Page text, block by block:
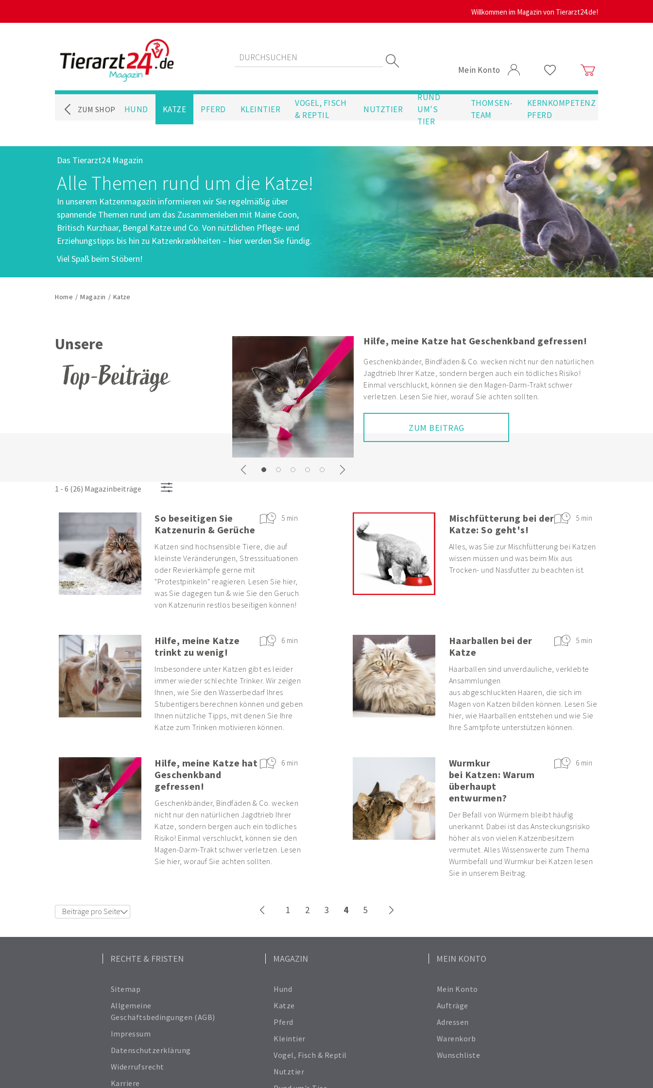
Willkommen im Magazin von Tierarzt24.de!
Mein Konto
ZUM SHOP HUND KATZE PFERD KLEINTIER
VOGEL, FISCH
& REPTIL
NUTZTIER
RUND
UM'S
TIER
THOMSEN-
TEAM
KERNKOMPETENZ
PFERD
Das Tierarzt24 Magazin
Alle Themen rund um die Katze!
In unserem Katzenmagazin informieren wir Sie regelmäßig über
spannende Themen rund um das Zusammenleben mit Maine Coon,
Britisch Kurzhaar, Bengal Katze und Co. Von nützlichen Pflege- und
Erziehungstipps bis hin zu Katzenkrankheiten – hier werden Sie fündig.
Viel Spaß beim Stöbern!
Home / Magazin / Katze
Unsere
Top-Beiträge
Hilfe, meine Katze hat Geschenkband gefressen!
Geschenkbänder, Bindfäden & Co. wecken nicht nur den natürlichen
Jagdtrieb Ihrer Katze, sondern bergen auch ein tödliches Risiko!
Einmal verschluckt, können sie den Magen-Darm-Trakt schwer
verletzen. Lesen Sie hier, worauf Sie achten sollten.
ZUM BEITRAG
Previous
Next
1 - 6 (26) Magazinbeiträge
So beseitigen Sie
Katzenurin & Gerüche
5 min
Katzen sind hochsensible Tiere, die auf
kleinste Veränderungen, Stresssituationen
oder Revierkämpfe gerne mit
"Protestpinkeln" reagieren. Lesen Sie hier,
was Sie dagegen tun & wie Sie den Geruch
von Katzenurin restlos beseitigen können!
Mischfütterung bei der
Katze: So geht's!
5 min
Alles, was Sie zur Mischfütterung bei Katzen
wissen müssen und was beim Mix aus
Trocken- und Nassfutter zu beachten ist.
Hilfe, meine Katze
trinkt zu wenig!
6 min
Insbesondere unter Katzen gibt es leider
immer wieder schlechte Trinker. Wir zeigen
Ihnen, wie Sie den Wasserbedarf Ihres
Stubentigers berechnen können und geben
Ihnen nützliche Tipps, mit denen Sie Ihre
Katze zum Trinken motivieren können.
Haarballen bei der
Katze
5 min
Haarballen sind unverdauliche, verklebte
Ansammlungen
aus abgeschluckten Haaren, die sich im
Magen von Katzen bilden können. Lesen Sie
hier, wie Haarballen entstehen und wie Sie
Ihre Samtpfote unterstützen können.
Hilfe, meine Katze hat
Geschenkband
gefressen!
6 min
Geschenkbänder, Bindfäden & Co. wecken
nicht nur den natürlichen Jagdtrieb Ihrer
Katze, sondern bergen auch ein tödliches
Risiko! Einmal verschluckt, können sie den
Magen-Darm-Trakt schwer verletzen. Lesen
Sie hier, worauf Sie achten sollten.
Wurmkur
bei Katzen: Warum
überhaupt
entwurmen?
6 min
Der Befall von Würmern bleibt häufig
unerkannt. Dabei ist das Ansteckungsrisiko
höher als von vielen Katzenbesitzern
vermutet. Alles Wissenswerte zum Thema
Wurmbefall und Wurmkur bei Katzen lesen
Sie in unserem Beitrag.
Beiträge pro Seite
12
1 2 3 4 5
RECHTE & FRISTEN
Sitemap
Allgemeine
Geschäftsbedingungen (AGB)
Impressum
Datenschutzerklärung
Widerrufsrecht
Karriere
MAGAZIN
Hund
Katze
Pferd
Kleintier
Vogel, Fisch & Reptil
Nutztier
MEIN KONTO
Mein Konto
Aufträge
Adressen
Warenkorb
Wunschliste